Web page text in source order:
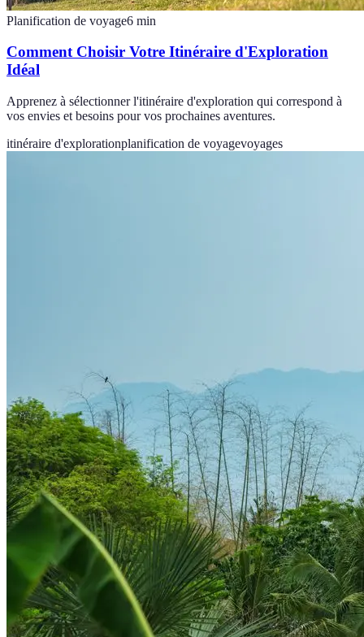
Planification de voyage6 min
Comment Choisir Votre Itinéraire d'Exploration
Idéal
Apprenez à sélectionner l'itinéraire d'exploration qui correspond à
vos envies et besoins pour vos prochaines aventures.
itinéraire d'explorationplanification de voyagevoyages